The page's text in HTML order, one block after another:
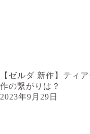
【ゼルダ 新作】ティ
作の繋がりは？
2023年9月29日